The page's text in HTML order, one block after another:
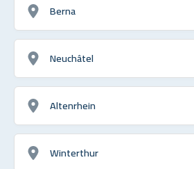
Berna
Neuchâtel
Altenrhein
Winterthur